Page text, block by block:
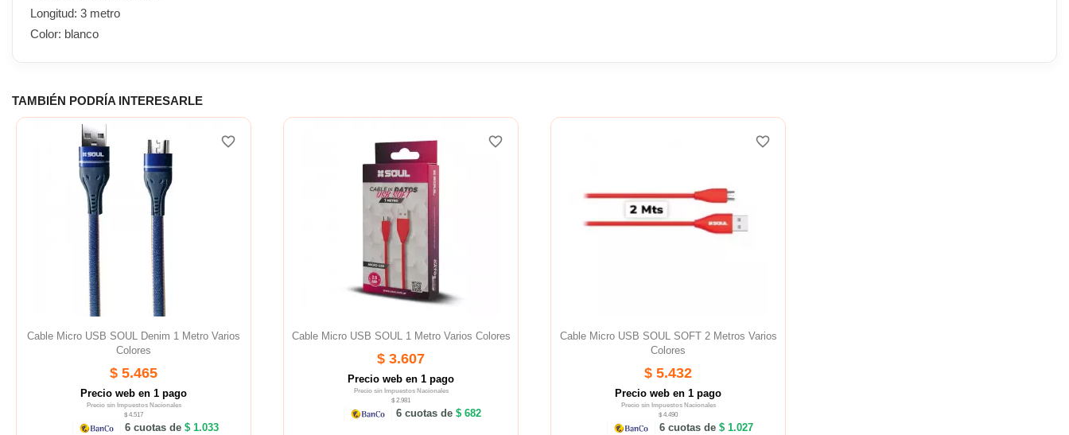
Longitud: 3 metro
Color: blanco
TAMBIÉN PODRÍA INTERESARLE
Cable Micro USB SOUL Denim 1 Metro Varios
Colores
$ 5.465
Precio web en 1 pago
Precio sin Impuestos Nacionales
$ 4.517
6 cuotas de $ 1.033
favorite_border
Cable Micro USB SOUL 1 Metro Varios Colores
$ 3.607
Precio web en 1 pago
Precio sin Impuestos Nacionales
$ 2.981
6 cuotas de$ 682
favorite_border
Cable Micro USB SOUL SOFT 2 Metros Varios
Colores
$ 5.432
Precio web en 1 pago
Precio sin Impuestos Nacionales
$ 4.490
6 cuotas de $ 1.027
favorite_border